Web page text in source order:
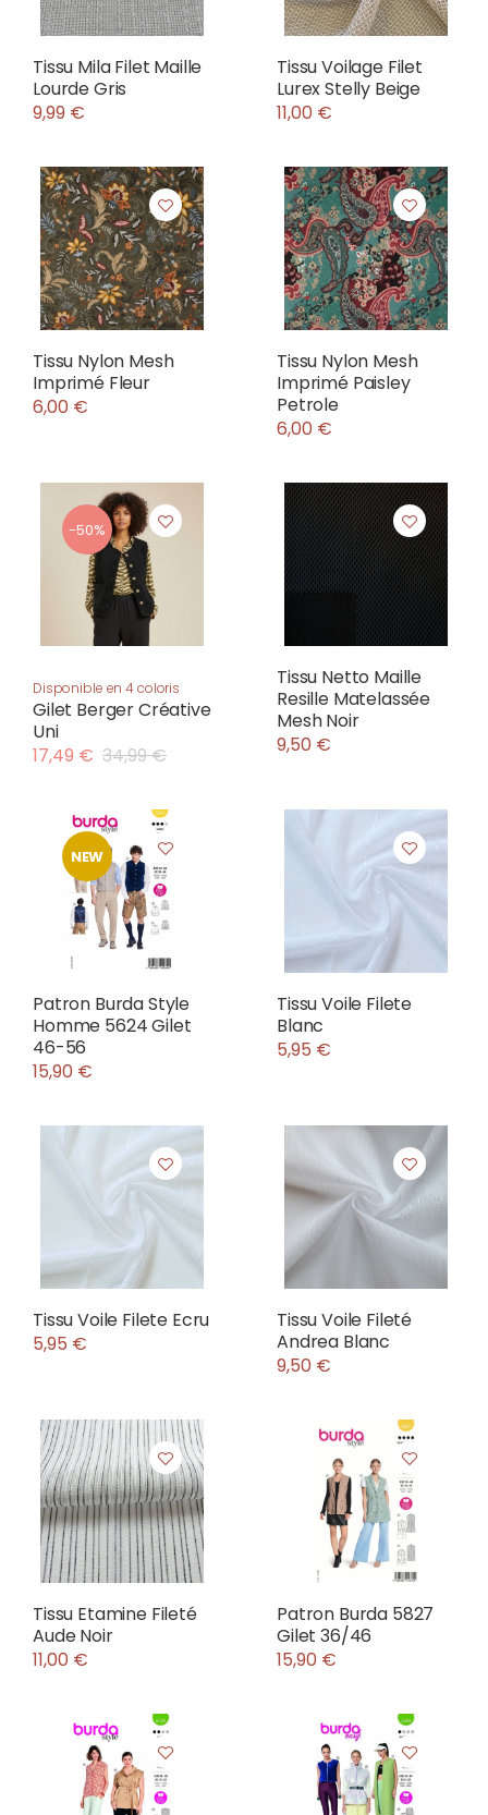
Tissu Mila Filet Maille
Lourde Gris
9,99 €
Tissu Voilage Filet
Lurex Stelly Beige
11,00 €
Tissu Nylon Mesh
Imprimé Fleur
6,00 €
Tissu Nylon Mesh
Imprimé Paisley
Petrole
6,00 €
-50%
Disponible en 4 coloris
Gilet Berger Créative
Uni
17,49 € 34,99 €
Tissu Netto Maille
Resille Matelassée
Mesh Noir
9,50 €
NEW
Patron Burda Style
Homme 5624 Gilet
46-56
15,90 €
Tissu Voile Filete
Blanc
5,95 €
Tissu Voile Filete Ecru
5,95 €
Tissu Voile Fileté
Andrea Blanc
9,50 €
Tissu Etamine Fileté
Aude Noir
11,00 €
Patron Burda 5827
Gilet 36/46
15,90 €